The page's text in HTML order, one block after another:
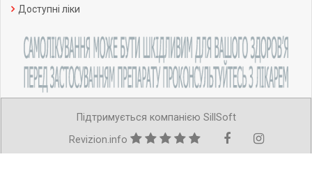
Доступні ліки
Підтримується компанією SillSoft
Revizion.info